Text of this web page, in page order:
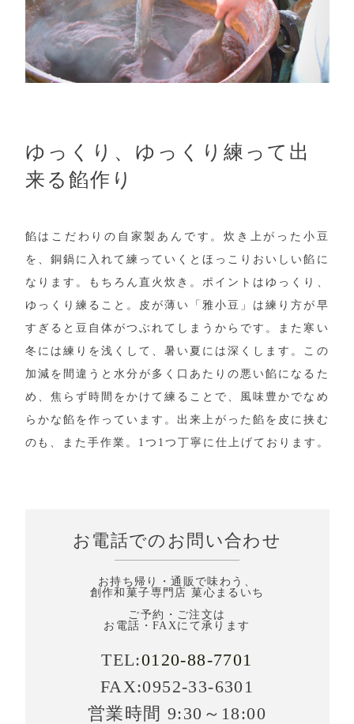
ゆっくり、ゆっくり練って出
来る餡作り
餡はこだわりの自家製あんです。炊き上がった小豆
を、銅鍋に入れて練っていくとほっこりおいしい餡に
なります。もちろん直火炊き。ポイントはゆっくり、
ゆっくり練ること。皮が薄い「雅小豆」は練り方が早
すぎると豆自体がつぶれてしまうからです。また寒い
冬には練りを浅くして、暑い夏には深くします。この
加減を間違うと水分が多く口あたりの悪い餡になるた
め、焦らず時間をかけて練ることで、風味豊かでなめ
らかな餡を作っています。出来上がった餡を皮に挟む
のも、また手作業。1つ1つ丁寧に仕上げております。
お電話でのお問い合わせ
お持ち帰り・通販で味わう、
創作和菓子専門店 菓心まるいち
ご予約・ご注文は
お電話・FAXにて承ります
TEL:0120-88-7701
FAX:0952-33-6301
営業時間 9:30～18:00